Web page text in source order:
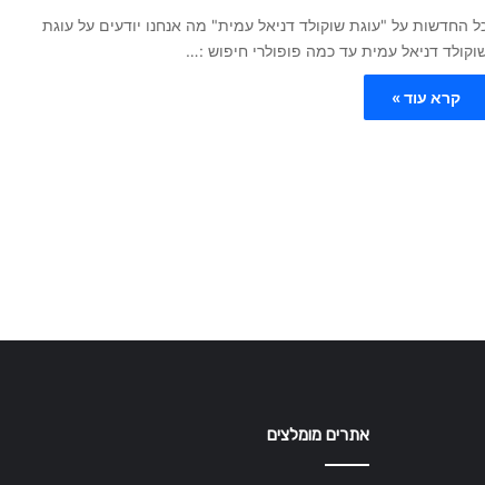
החדשות על "עוגת שוקולד דניאל עמית" מה אנחנו יודעים על עוגת
דניאל עמית עד כמה פופולרי חיפוש :…
קרא עוד »
אתרים מומלצים